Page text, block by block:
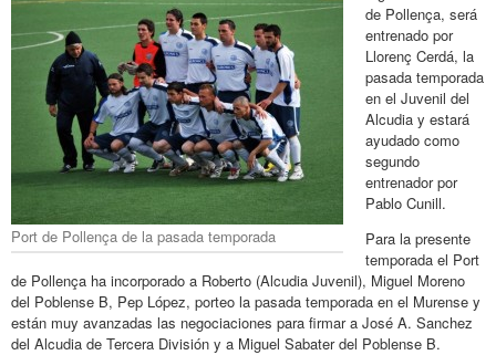
Port de Pollença de la pasada temporada
de Pollença, será
entrenado por
Llorenç Cerdá, la
pasada temporada
en el Juvenil del
Alcudia y estará
ayudado como
segundo
entrenador por
Pablo Cunill.
Para la presente
temporada el Port
de Pollença ha incorporado a Roberto (Alcudia Juvenil), Miguel Moreno
del Poblense B, Pep López, porteo la pasada temporada en el Murense y
están muy avanzadas las negociaciones para firmar a José A. Sanchez
del Alcudia de Tercera División y a Miguel Sabater del Poblense B.